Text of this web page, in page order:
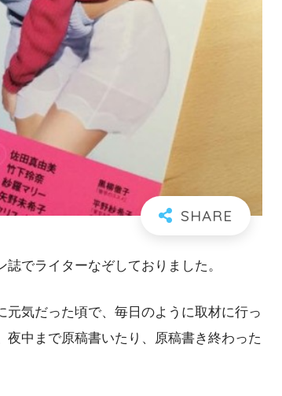
でライターなぞしておりました。
気だった頃で、毎日のように取材に行っ
中まで原稿書いたり、原稿書き終わった